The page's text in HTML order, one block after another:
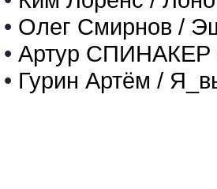
• Олег Смирнов /
• Артур СПИНАКЕР
• Гурин Артём /